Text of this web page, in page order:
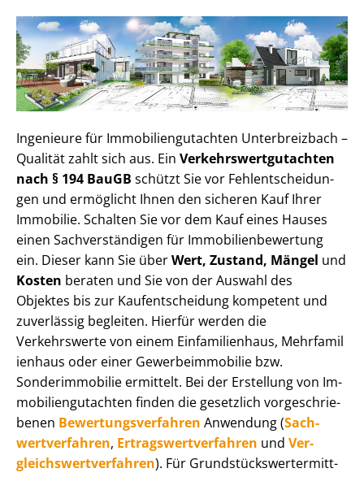
Ingenieure für Im­mo­bi­li­en­gut­ach­ten Unterbreizbach –
Qualität zahlt sich aus. Ein Ver­kehrs­wert­gut­ach­ten
nach § 194 BauGB schützt Sie vor Fehl­ent­schei­dun­
gen und ermöglicht Ihnen den sicheren Kauf Ihrer
Immobilie. Schalten Sie vor dem Kauf eines Hauses
einen Sach­ver­stän­di­gen für Im­mo­bi­li­en­be­wer­tung
ein. Dieser kann Sie überWert, Zustand, Mängel und
Kosten beraten und Sie von der Auswahl des
Objektes bis zur Kauf­ent­schei­dung kompetent und
zuverlässig begleiten. Hierfür werden die
Verkehrswerte von einem Einfamilienhaus, Mehr­fa­mi­l
i­en­haus oder einer Ge­wer­be­im­mo­bi­lie bzw.
Sonderimmobilie ermittelt. Bei der Erstellung von Im­
mo­bi­li­en­gut­ach­ten finden die gesetzlich vor­ge­schrie­
be­nen Be­wer­tungs­ver­fah­ren Anwendung (Sach­
wert­ver­fah­ren, Er­trags­wert­ver­fah­ren und Ver­
gleichs­wert­ver­fah­ren). Für Grund­stücks­wert­ermitt­